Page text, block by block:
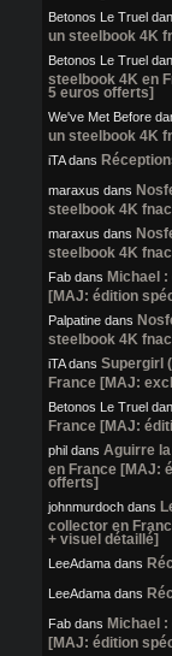
Betonos Le Truel
un steelbook 4K
Betonos Le Truel
steelbook 4K en
5 euros offerts]
We've Met Before
un steelbook 4K
iTAdans
maraxus dans
steelbook 4K fnac
maraxus dans
steelbook 4K fnac
Fab dans Michael
[MAJ: édition
Palpatine dans
steelbook 4K fnac
iTAdans Supergirl
France [MAJ:
Betonos Le Truel
France [MAJ:
phil dans Aguirre
en France [MAJ:
offerts]
johnmurdoch dans
collector en
+ visuel détaillé]
LeeAdama dans
LeeAdama dans
Fab dans Michael
[MAJ: édition